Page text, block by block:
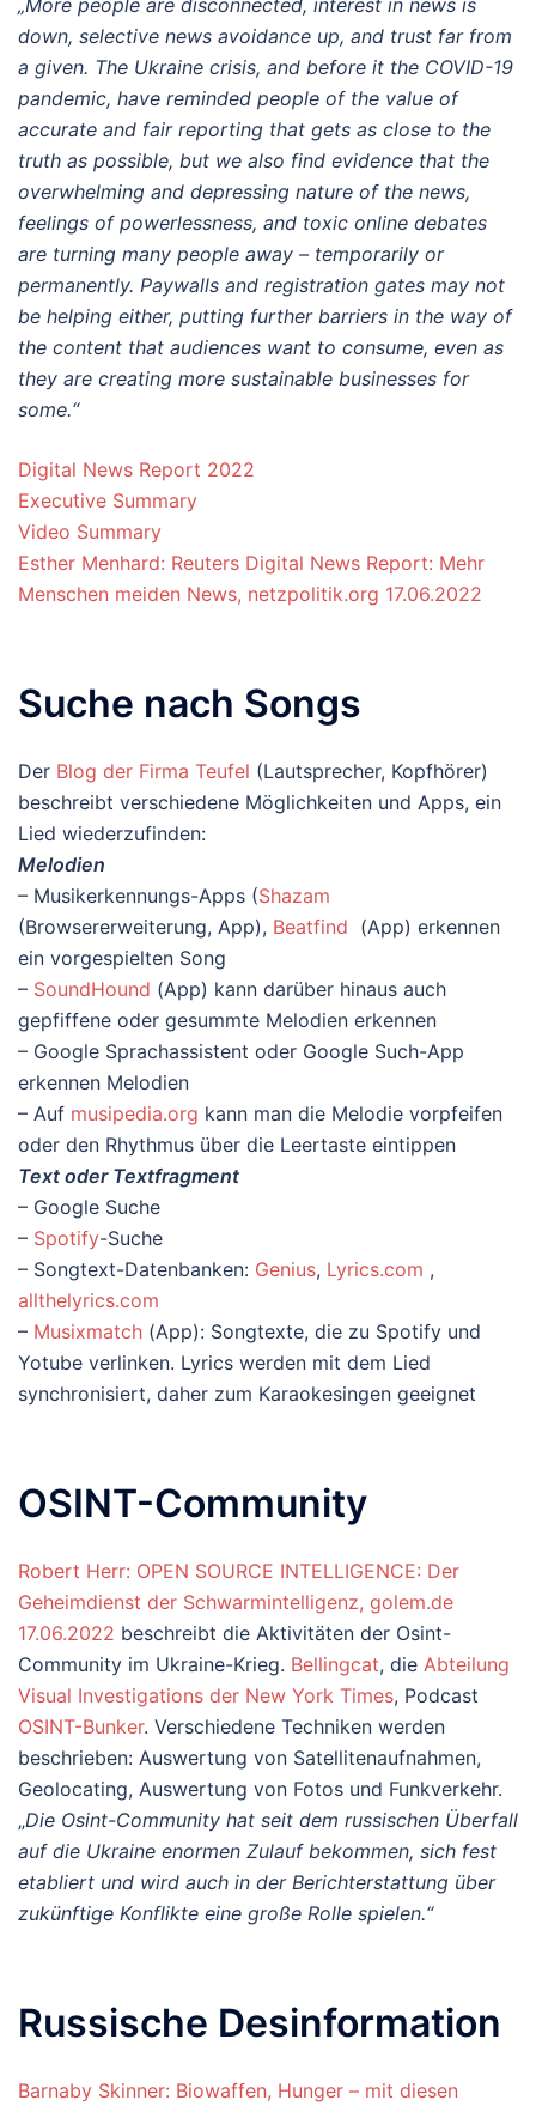
„More people are disconnected, interest in news is
down, selective news avoidance up, and trust far from
a given. The Ukraine crisis, and before it the COVID-19
pandemic, have reminded people of the value of
accurate and fair reporting that gets as close to the
truth as possible, but we also find evidence that the
overwhelming and depressing nature of the news,
feelings of powerlessness, and toxic online debates
are turning many people away – temporarily or
permanently. Paywalls and registration gates may not
be helping either, putting further barriers in the way of
the content that audiences want to consume, even as
they are creating more sustainable businesses for
some.“
Digital News Report 2022
Executive Summary
Video Summary
Esther Menhard: Reuters Digital News Report: Mehr
Menschen meiden News, netzpolitik.org 17.06.2022
Suche nach Songs
Der Blog der Firma Teufel (Lautsprecher, Kopfhörer)
beschreibt verschiedene Möglichkeiten und Apps, ein
Lied wiederzufinden:
Melodien
– Musikerkennungs-Apps (Shazam
(Browsererweiterung, App), Beatfind (App) erkennen
ein vorgespielten Song
– SoundHound (App) kann darüber hinaus auch
gepfiffene oder gesummte Melodien erkennen
– Google Sprachassistent oder Google Such-App
erkennen Melodien
– Auf musipedia.org kann man die Melodie vorpfeifen
oder den Rhythmus über die Leertaste eintippen
Text oder Textfragment
– Google Suche
– Spotify-Suche
– Songtext-Datenbanken: Genius, Lyrics.com ,
allthelyrics.com
– Musixmatch (App): Songtexte, die zu Spotify und
Yotube verlinken. Lyrics werden mit dem Lied
synchronisiert, daher zum Karaokesingen geeignet
OSINT-Community
Robert Herr: OPEN SOURCE INTELLIGENCE: Der
Geheimdienst der Schwarmintelligenz, golem.de
17.06.2022 beschreibt die Aktivitäten der Osint-
Community im Ukraine-Krieg. Bellingcat, die Abteilung
Visual Investigations der New York Times, Podcast
OSINT-Bunker. Verschiedene Techniken werden
beschrieben: Auswertung von Satellitenaufnahmen,
Geolocating, Auswertung von Fotos und Funkverkehr.
„Die Osint-Community hat seit dem russischen Überfall
auf die Ukraine enormen Zulauf bekommen, sich fest
etabliert und wird auch in der Berichterstattung über
zukünftige Konflikte eine große Rolle spielen.“
Russische Desinformation
Barnaby Skinner: Biowaffen, Hunger – mit diesen